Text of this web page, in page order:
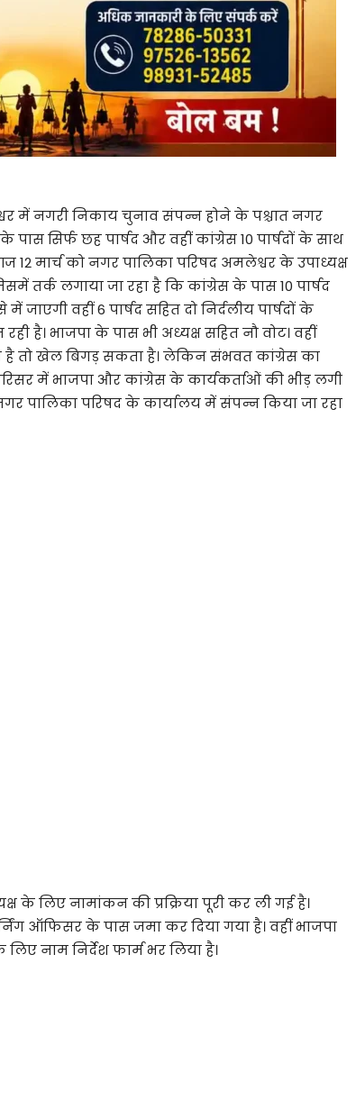
में नगरी निकाय चुनाव संपन्न होने के पश्चात नगर
सिर्फ छह पार्षद और वहीं कांग्रेस 10 पार्षदों के साथ
मार्च को नगर पालिका परिषद अमलेश्वर के उपाध्यक्ष
तर्क लगाया जा रहा है कि कांग्रेस के पास 10 पार्षद
वहीं 6 पार्षद सहित दो निर्दलीय पार्षदों के
है। भाजपा के पास भी अध्यक्ष सहित नौ वोट। वहीं
है तो खेल बिगड़ सकता है। लेकिन संभवत कांग्रेस का
में भाजपा और कांग्रेस के कार्यकर्ताओं की भीड़ लगी
पालिका परिषद के कार्यालय में संपन्न किया जा रहा
के लिए नामांकन की प्रक्रिया पूरी कर ली गई है।
ऑफिसर के पास जमा कर दिया गया है। वहीं भाजपा
नाम निर्देश फार्म भर लिया है।